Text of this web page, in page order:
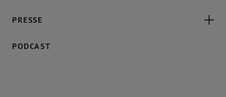
PRESSE
PODCAST